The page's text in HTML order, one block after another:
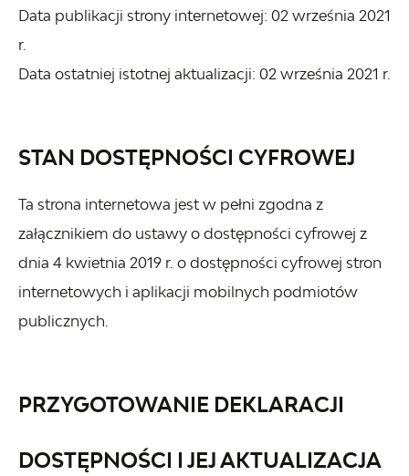
Data publikacji strony internetowej: 02 września 2021
r.
Data ostatniej istotnej aktualizacji: 02 września 2021 r.
STAN DOSTĘPNOŚCI CYFROWEJ
Ta strona internetowa jest w pełni zgodna z
załącznikiem do ustawy o dostępności cyfrowej z
dnia 4 kwietnia 2019 r. o dostępności cyfrowej stron
internetowych i aplikacji mobilnych podmiotów
publicznych.
PRZYGOTOWANIE DEKLARACJI
DOSTĘPNOŚCI I JEJ AKTUALIZACJA